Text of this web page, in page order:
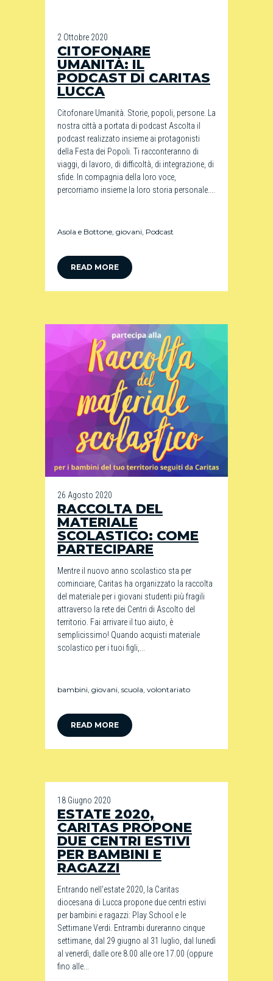
2 Ottobre 2020
CITOFONARE
UMANITÀ: IL
PODCAST DI CARITAS
LUCCA
Citofonare Umanità. Storie, popoli, persone. La
nostra città a portata di podcast Ascolta il
podcast realizzato insieme ai protagonisti
della Festa dei Popoli. Ti racconteranno di
viaggi, di lavoro, di difficoltà, di integrazione, di
sfide. In compagnia della loro voce,
percorriamo insieme la loro storia personale....
Asola e Bottone giovani Podcast
READ MORE
26 Agosto 2020
RACCOLTA DEL
MATERIALE
SCOLASTICO: COME
PARTECIPARE
Mentre il nuovo anno scolastico sta per
cominciare, Caritas ha organizzato la raccolta
del materiale per i giovani studenti più fragili
attraverso la rete dei Centri di Ascolto del
territorio. Fai arrivare il tuo aiuto, è
semplicissimo! Quando acquisti materiale
scolastico per i tuoi figli,...
bambini giovani scuola volontariato
READ MORE
18 Giugno 2020
ESTATE 2020,
CARITAS PROPONE
DUE CENTRI ESTIVI
PER BAMBINI E
RAGAZZI
Entrando nell'estate 2020, la Caritas
diocesana di Lucca propone due centri estivi
per bambini e ragazzi: Play School e le
Settimane Verdi. Entrambi dureranno cinque
settimane, dal 29 giugno al 31 luglio, dal lunedì
al venerdì, dalle ore 8.00 alle ore 17.00 (oppure
fino alle...